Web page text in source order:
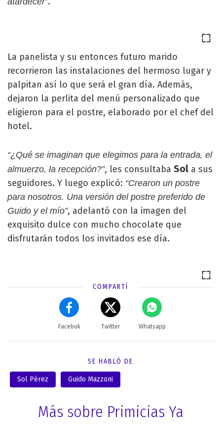
La panelista y su entonces futuro marido
recorrieron las instalaciones del hermoso lugar y
palpitan así lo que será el gran día. Además,
dejaron la perlita del menú personalizado que
eligieron para el postre, elaborado por el chef del
hotel.
“¿Qué se imaginan que elegimos para la entrada, el
almuerzo, la recepción?”, les consultaba Sol a sus
seguidores. Y luego explicó: “Crearon un postre
para nosotros. Una versión del postre preferido de
Guido y el mío”, adelantó con la imagen del
exquisito dulce con mucho chocolate que
disfrutarán todos los invitados ese día.
COMPARTÍ
Facebok Twitter Whatsapp
SE HABLÓ DE
Sol Pérez Guido Mazzoni
Más sobre Primicias Ya